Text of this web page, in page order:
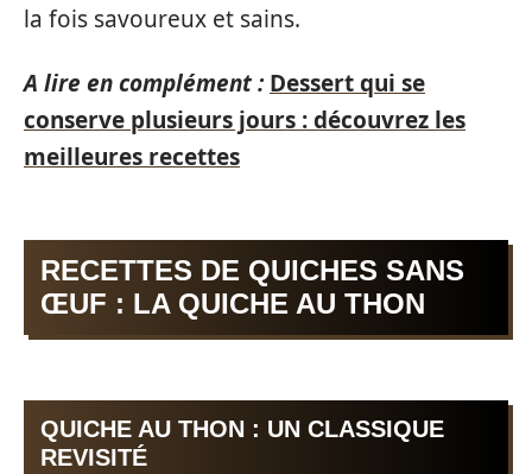
la fois savoureux et sains.
A lire en complément : Dessert qui se
conserve plusieurs jours : découvrez les
meilleures recettes
RECETTES DE QUICHES SANS
ŒUF : LA QUICHE AU THON
QUICHE AU THON : UN CLASSIQUE
REVISITÉ